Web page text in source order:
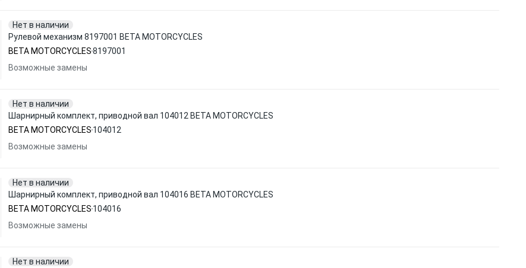
Нет в наличии
Рулевой механизм 8197001 BETA MOTORCYCLES
BETA MOTORCYCLES8197001
Возможные замены
Нет в наличии
Шарнирный комплект, приводной вал 104012 BETA MOTORCYCLES
BETA MOTORCYCLES 104012
Возможные замены
Нет в наличии
Шарнирный комплект, приводной вал 104016 BETA MOTORCYCLES
BETA MOTORCYCLES 104016
Возможные замены
Нет в наличии